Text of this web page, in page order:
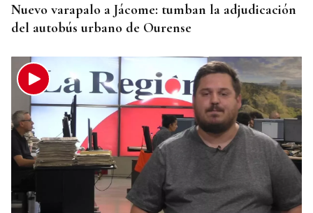
Nuevo varapalo a Jácome: tumban la adjudicación
del autobús urbano de Ourense